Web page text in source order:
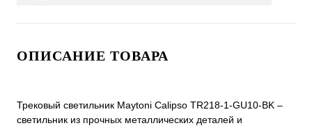
ОПИСАНИЕ ТОВАРА
Трековый светильник Maytoni Calipso TR218-1-GU10-BK –
светильник из прочных металлических деталей и